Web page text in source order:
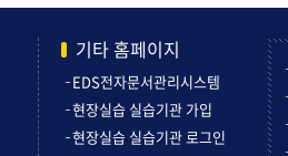
기타 홈페이지
EDS전자문서관리시스템
현장실습 실습기관 가입
현장실습 실습기관 로그인